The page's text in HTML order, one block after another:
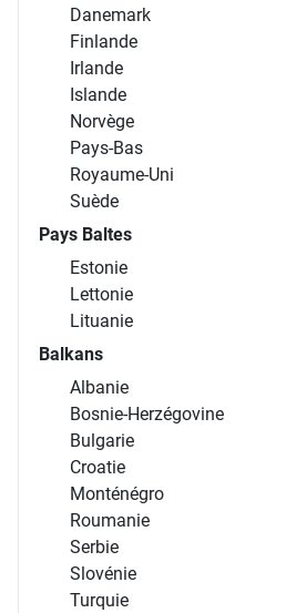
Danemark
Finlande
Irlande
Islande
Norvège
Pays-Bas
Royaume-Uni
Suède
Pays Baltes
Estonie
Lettonie
Lituanie
Balkans
Albanie
Bosnie-Herzégovine
Bulgarie
Croatie
Monténégro
Roumanie
Serbie
Slovénie
Turquie